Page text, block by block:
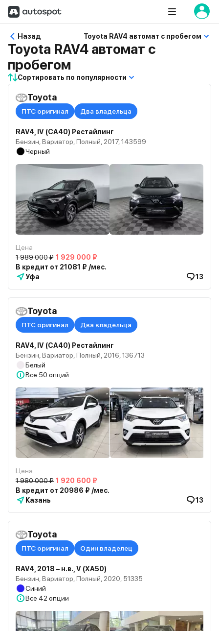
Назад Toyota RAV4 автомат с пробегом
Toyota RAV4 автомат с
пробегом
Сортировать по популярности
Toyota
ПТС оригинал Два владельца
RAV4, IV (CA40) Рестайлинг
Бензин, Вариатор, Полный, 2017, 143599
Черный
Цена
1 989 000 ₽ 1 929 000 ₽
В кредит от 21081 ₽ /мес.
Уфа
13
Toyota
ПТС оригинал Два владельца
RAV4, IV (CA40) Рестайлинг
Бензин, Вариатор, Полный, 2016, 136713
Белый
Все 50 опций
Цена
1 980 000 ₽ 1 920 600 ₽
В кредит от 20986 ₽ /мес.
Казань
13
Toyota
ПТС оригинал Один владелец
RAV4, 2018 – н.в., V (XA50)
Бензин, Вариатор, Полный, 2020, 51335
Синий
Все 42 опции